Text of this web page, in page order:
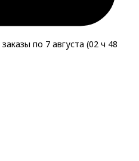
по 7 августа (02 ч 48